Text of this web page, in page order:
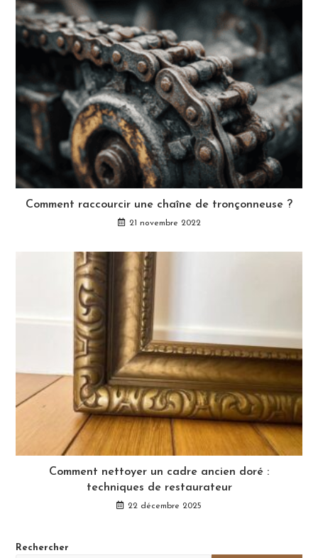
Comment raccourcir une chaîne de tronçonneuse ?
21 novembre 2022
Comment nettoyer un cadre ancien doré :
techniques de restaurateur
22 décembre 2025
Rechercher